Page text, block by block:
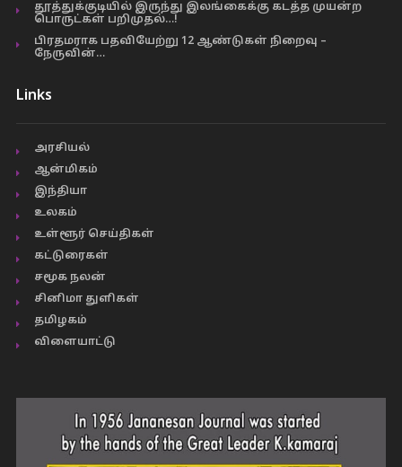
தூத்துக்குடியில் இருந்து இலங்கைக்கு கடத்த முயன்ற
பொருட்கள் பறிமுதல்…!
பிரதமராக பதவியேற்று 12 ஆண்டுகள் நிறைவு –
நேருவின்…
Links
அரசியல்
ஆன்மிகம்
இந்தியா
உலகம்
உள்ளூர் செய்திகள்
கட்டுரைகள்
சமூக நலன்
சினிமா துளிகள்
தமிழகம்
விளையாட்டு